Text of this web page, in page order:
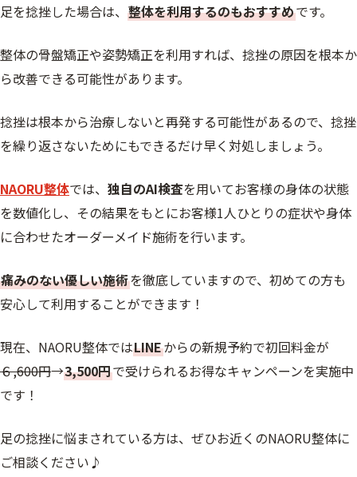
足を捻挫した場合は、 整体を利用するのもおすすめです。
整体の骨盤矯正や姿勢矯正を利用すれば、捻挫の原因を根本か
ら改善できる可能性があります。
捻挫は根本から治療しないと再発する可能性があるので、捻挫
を繰り返さないためにもできるだけ早く対処しましょう。
NAORU整体では、 独自のAI検査を用いてお客様の身体の状態
を数値化し、その結果をもとにお客様1人ひとりの症状や身体
に合わせたオーダーメイド施術を行います。
痛みのない優しい施術を徹底していますので、初めての方も
安心して利用することができます！
現在、NAORU整体ではLINEからの新規予約で初回料金が
６,600円→3,500円で受けられるお得なキャンペーンを実施中
です！
足の捻挫に悩まされている方は、ぜひお近くのNAORU整体に
ご相談ください♪